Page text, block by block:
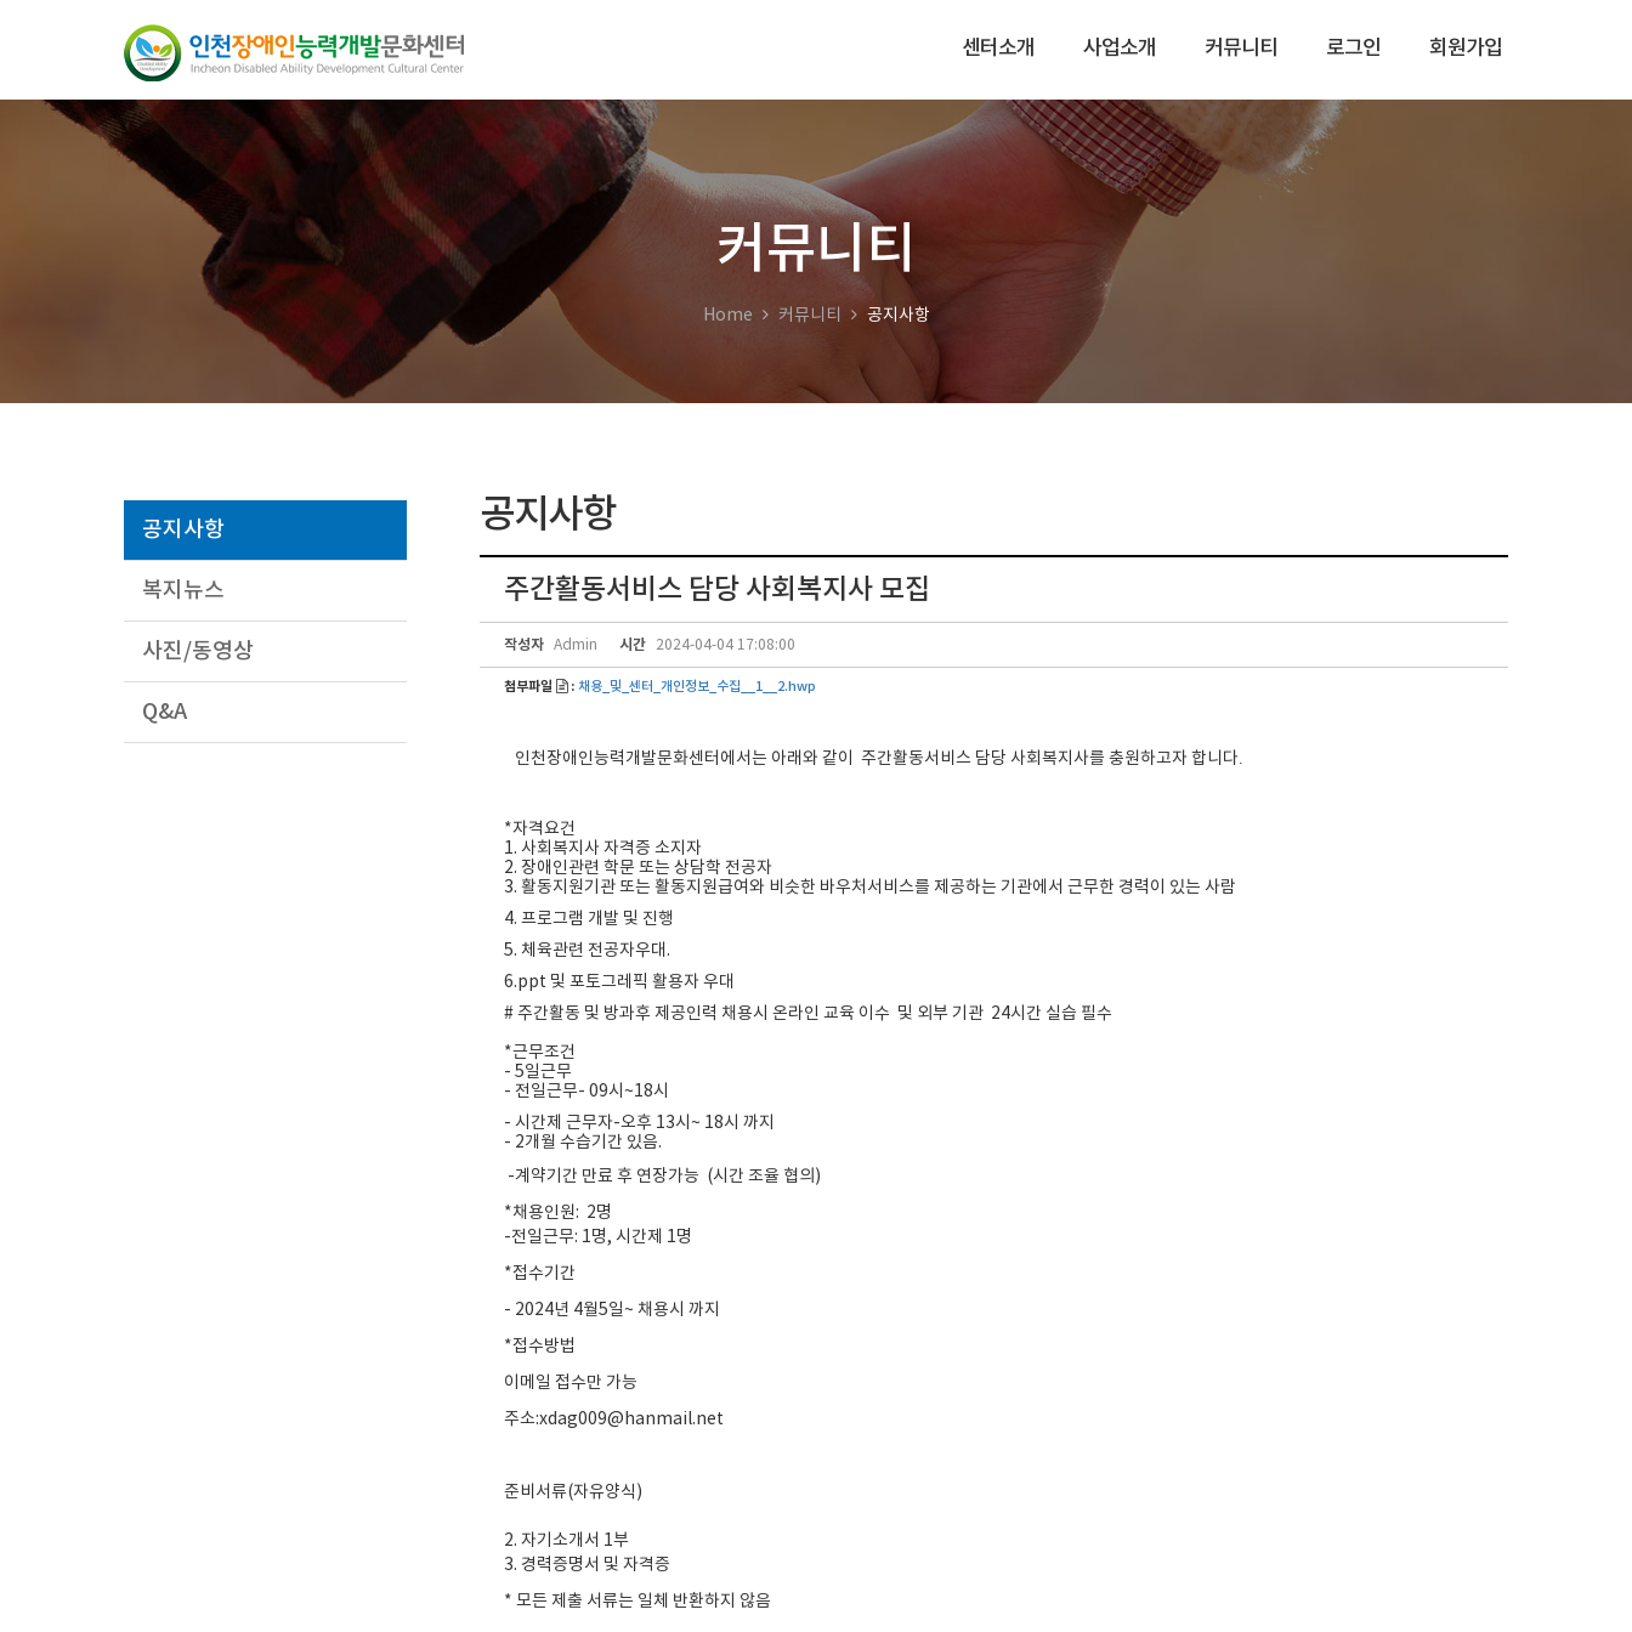
센터소개 사업소개 커뮤니티 로그인 회원가입
커뮤니티
Home 커뮤니티 공지사항
공지사항
복지뉴스
사진/동영상
Q&A
공지사항
주간활동서비스 담당 사회복지사 모집
작성자 Admin 시간 2024-04-04 17:08:00
첨부파일 : 채용_및_센터_개인정보_수집__1__2.hwp
인천장애인능력개발문화센터에서는 아래와 같이 주간활동서비스 담당 사회복지사를 충원하고자 합니다.
*자격요건
1. 사회복지사 자격증 소지자
2. 장애인관련 학문 또는 상담학 전공자
3. 활동지원기관 또는 활동지원급여와 비슷한 바우처서비스를 제공하는 기관에서 근무한 경력이 있는 사람
4. 프로그램 개발 및 진행
5. 체육관련 전공자우대.
6.ppt 및 포토그레픽 활용자 우대
# 주간활동 및 방과후 제공인력 채용시 온라인 교육 이수 및 외부 기관 24시간 실습 필수
*근무조건
- 5일근무
- 전일근무- 09시~18시
- 시간제 근무자-오후 13시~ 18시 까지
- 2개월 수습기간 있음.
-계약기간 만료 후 연장가능 (시간 조율 협의)
*채용인원: 2명
-전일근무: 1명, 시간제 1명
*접수기간
- 2024년 4월5일~ 채용시 까지
*접수방법
이메일 접수만 가능
주소:xdag009@hanmail.net
준비서류(자유양식)
2. 자기소개서 1부
3. 경력증명서 및 자격증
* 모든 제출 서류는 일체 반환하지 않음